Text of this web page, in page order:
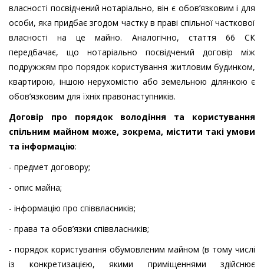
власності посвідчений нотаріально, він є обов’язковим і для
особи, яка придбає згодом частку в праві спільної часткової
власності на це майно. Аналогічно, стаття 66 СК
передбачає, що нотаріально посвідчений договір між
подружжям про порядок користування житловим будинком,
квартирою, іншою нерухомістю або земельною ділянкою є
обов’язковим для їхніх правонаступників.
Договір про порядок володіння та користування
спільним майном може, зокрема, містити такі умови
та інформацію:
- предмет договору;
- опис майна;
- інформацію про співвласників;
- права та обов’язки співвласників;
- порядок користування обумовленим майном (в тому числі
із конкретизацією, якими приміщеннями здійснює